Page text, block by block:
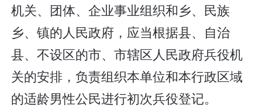
机关、团体、企业事业组织和乡、民族
乡、镇的人民政府，应当根据县、自治
县、不设区的市、市辖区人民政府兵役机
关的安排，负责组织本单位和本行政区域
的适龄男性公民进行初次兵役登记。